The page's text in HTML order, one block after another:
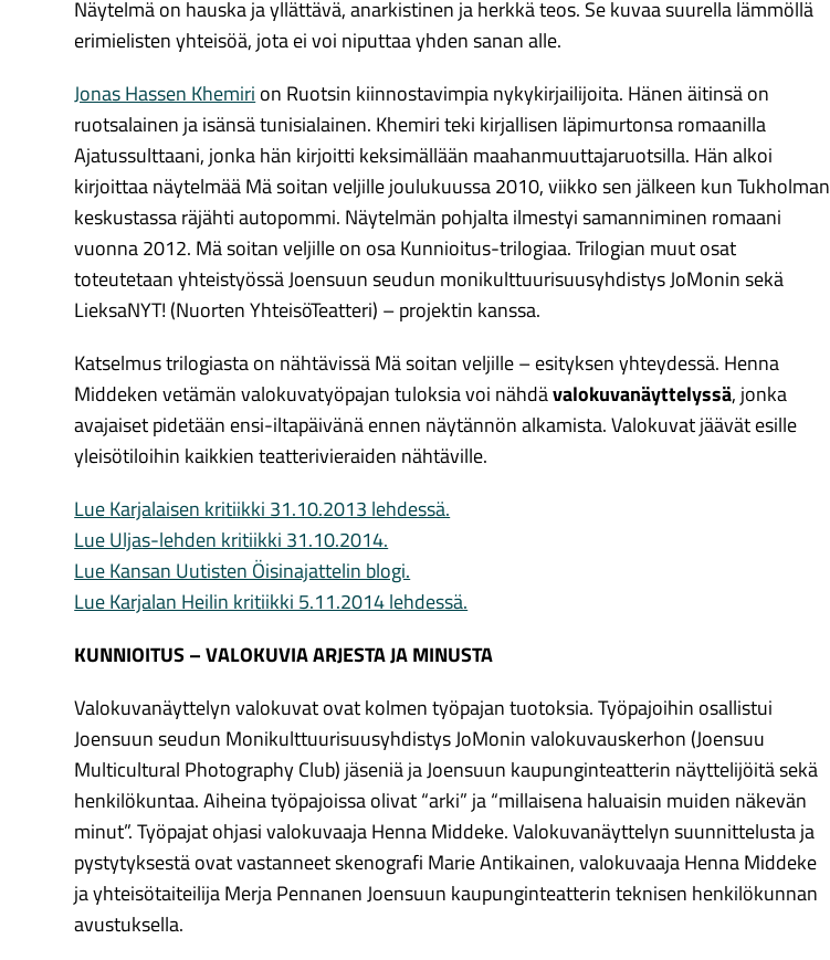
Näytelmä on hauska ja yllättävä, anarkistinen ja herkkä teos. Se kuvaa suurella lämmöllä
erimielisten yhteisöä, jota ei voi niputtaa yhden sanan alle.
Jonas Hassen Khemiri on Ruotsin kiinnostavimpia nykykirjailijoita. Hänen äitinsä on
ruotsalainen ja isänsä tunisialainen. Khemiri teki kirjallisen läpimurtonsa romaanilla
Ajatussulttaani, jonka hän kirjoitti keksimällään maahanmuuttajaruotsilla. Hän alkoi
kirjoittaa näytelmää Mä soitan veljille joulukuussa 2010, viikko sen jälkeen kun Tukholman
keskustassa räjähti autopommi. Näytelmän pohjalta ilmestyi samanniminen romaani
vuonna 2012. Mä soitan veljille on osa Kunnioitus-trilogiaa. Trilogian muut osat
toteutetaan yhteistyössä Joensuun seudun monikulttuurisuusyhdistys JoMonin sekä
LieksaNYT! (Nuorten YhteisöTeatteri) – projektin kanssa.
Katselmus trilogiasta on nähtävissä Mä soitan veljille – esityksen yhteydessä. Henna
Middeken vetämän valokuvatyöpajan tuloksia voi nähdävalokuvanäyttelyssä, jonka
avajaiset pidetään ensi-iltapäivänä ennen näytännön alkamista. Valokuvat jäävät esille
yleisötiloihin kaikkien teatterivieraiden nähtäville.
Lue Karjalaisen kritiikki 31.10.2013 lehdessä.
Lue Uljas-lehden kritiikki 31.10.2014.
Lue Kansan Uutisten Öisinajattelin blogi.
Lue Karjalan Heilin kritiikki 5.11.2014 lehdessä.
KUNNIOITUS – VALOKUVIA ARJESTA JA MINUSTA
Valokuvanäyttelyn valokuvat ovat kolmen työpajan tuotoksia. Työpajoihin osallistui
Joensuun seudun Monikulttuurisuusyhdistys JoMonin valokuvauskerhon (Joensuu
Multicultural Photography Club) jäseniä ja Joensuun kaupunginteatterin näyttelijöitä sekä
henkilökuntaa. Aiheina työpajoissa olivat “arki” ja “millaisena haluaisin muiden näkevän
minut”. Työpajat ohjasi valokuvaaja Henna Middeke. Valokuvanäyttelyn suunnittelusta ja
pystytyksestä ovat vastanneet skenografi Marie Antikainen, valokuvaaja Henna Middeke
ja yhteisötaiteilija Merja Pennanen Joensuun kaupunginteatterin teknisen henkilökunnan
avustuksella.